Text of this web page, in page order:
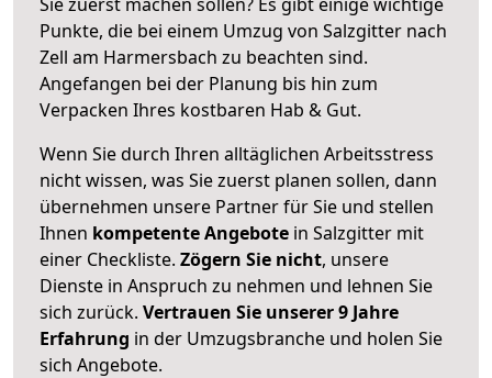
Punkte, die bei einem Umzug von Salzgitter nach
Zell am Harmersbach zu beachten sind.
Angefangen bei der Planung bis hin zum
Verpacken Ihres kostbaren Hab & Gut.
Wenn Sie durch Ihren alltäglichen Arbeitsstress
nicht wissen, was Sie zuerst planen sollen, dann
übernehmen unsere Partner für Sie und stellen
Ihnen kompetente Angebote in Salzgitter mit
einer Checkliste. Zögern Sie nicht, unsere
Dienste in Anspruch zu nehmen und lehnen Sie
sich zurück. Vertrauen Sie unserer 9 Jahre
Erfahrung in der Umzugsbranche und holen Sie
sich Angebote.